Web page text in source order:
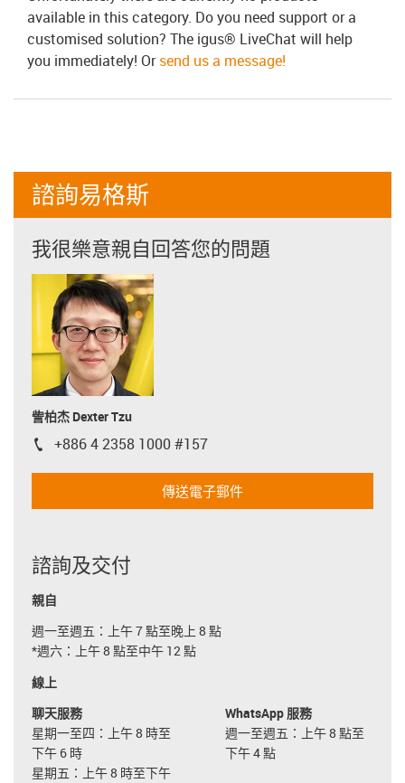
available in this category. Do you need support or a
customised solution? The igus® LiveChat will help
you immediately! Orsend us a message!
諮詢易格斯
我很樂意親自回答您的問題
訾柏杰 Dexter Tzu
igus-icon-phone
+886 4 2358 1000 #157
傳送電子郵件
諮詢及交付
親自
週一至週五：上午 7 點至晚上 8 點
*週六：上午 8 點至中午 12 點
線上
聊天服務
星期一至四：上午 8 時至
下午 6 時
星期五：上午 8 時至下午
WhatsApp 服務
週一至週五：上午 8 點至
下午 4 點